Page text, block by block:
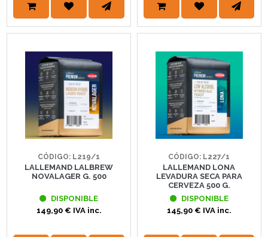
CÓDIGO: L219/1
LALLEMAND LALBREW
NOVALAGER G. 500
DISPONIBLE
149,90 € IVA inc.
CÓDIGO: L227/1
LALLEMAND LONA
LEVADURA SECA PARA
CERVEZA 500 G.
DISPONIBLE
145,90 € IVA inc.